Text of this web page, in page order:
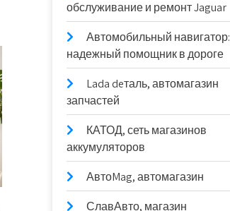
обслуживание и ремонт Jaguar
Автомобильный навигатор:
надежный помощник в дороге
Lada deталь, автомагазин
запчастей
КАТОД, сеть магазинов
аккумуляторов
АвтоMag, автомагазин
СлавАвто, магазин